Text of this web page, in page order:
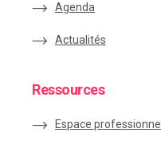
Agenda
Actualités
Ressources
Espace professionnel